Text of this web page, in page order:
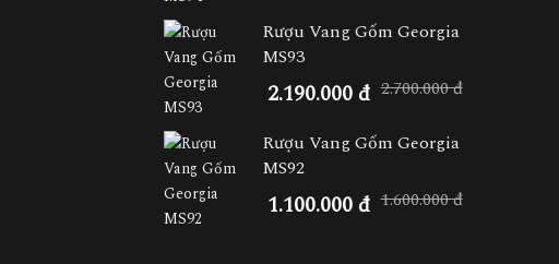
Rượu Vang Gốm Georgia
MS93
2.190.000 đ 2.700.000 đ
Rượu Vang Gốm Georgia
MS92
1.100.000 đ 1.600.000 đ